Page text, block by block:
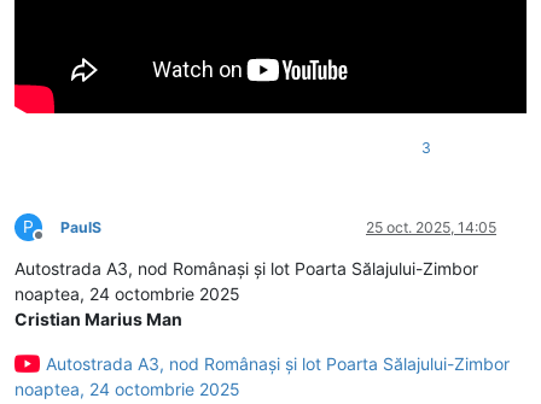
3
P
Deconectat
PaulS 25 oct. 2025, 14:05
Autostrada A3, nod Românași și lot Poarta Sălajului-Zimbor
noaptea, 24 octombrie 2025
Cristian Marius Man
Autostrada A3, nod Românași și lot Poarta Sălajului-Zimbor
noaptea, 24 octombrie 2025